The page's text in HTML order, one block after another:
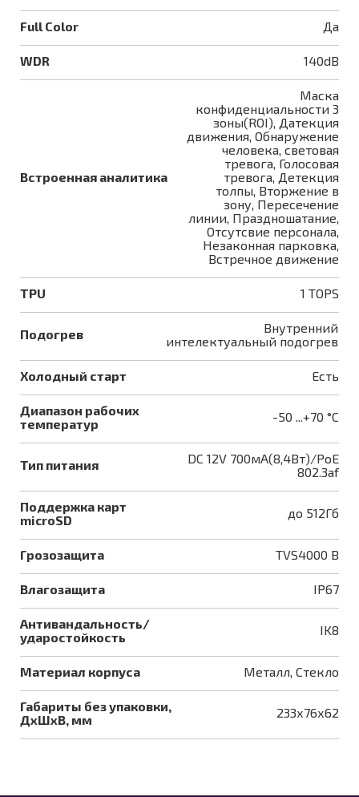
Full Color Да
WDR 140dB
Встроенная аналитика
Маска
конфиденциальности 3
зоны(ROI), Датекция
движения, Обнаружение
человека, световая
тревога, Голосовая
тревога, Детекция
толпы, Вторжение в
зону, Пересечение
линии, Праздношатание,
Отсутсвие персонала,
Незаконная парковка,
Встречное движение
TPU 1 TOPS
Подогрев
Внутренний
интелектуальный подогрев
Холодный старт Есть
Диапазон рабочих
температур
-50 ...+70 °C
Тип питания
DC 12V 700мА(8,4Вт)/PoE
802.3af
Поддержка карт
microSD
до 512Гб
Грозозащита TVS4000 B
Влагозащита IP67
Антивандальность/
ударостойкость
IK8
Материал корпуса Металл, Стекло
Габариты без упаковки,
ДхШхВ, мм
233х76х62